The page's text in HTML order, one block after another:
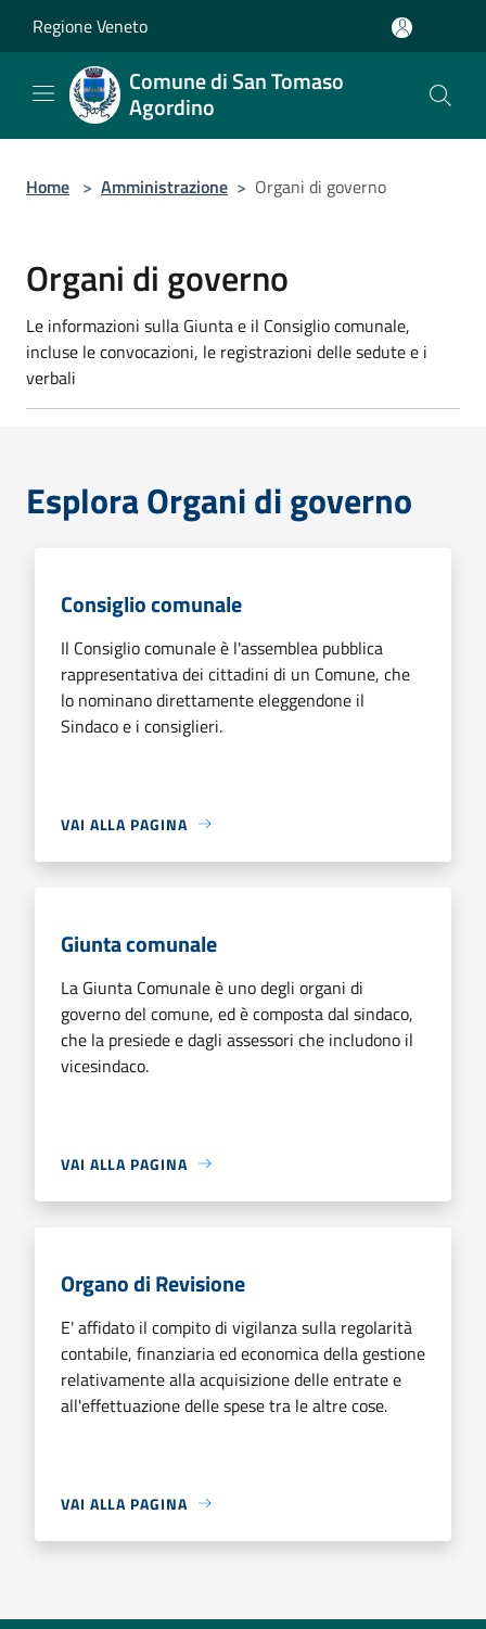
Regione Veneto
Comune di San Tomaso
Agordino
Home > Amministrazione > Organi di governo
Organi di governo
Le informazioni sulla Giunta e il Consiglio comunale,
incluse le convocazioni, le registrazioni delle sedute e i
verbali
Esplora Organi di governo
Consiglio comunale
Il Consiglio comunale è l'assemblea pubblica
rappresentativa dei cittadini di un Comune, che
lo nominano direttamente eleggendone il
Sindaco e i consiglieri.
VAI ALLA PAGINA
Giunta comunale
La Giunta Comunale è uno degli organi di
governo del comune, ed è composta dal sindaco,
che la presiede e dagli assessori che includono il
vicesindaco.
VAI ALLA PAGINA
Organo di Revisione
E' affidato il compito di vigilanza sulla regolarità
contabile, finanziaria ed economica della gestione
relativamente alla acquisizione delle entrate e
all'effettuazione delle spese tra le altre cose.
VAI ALLA PAGINA